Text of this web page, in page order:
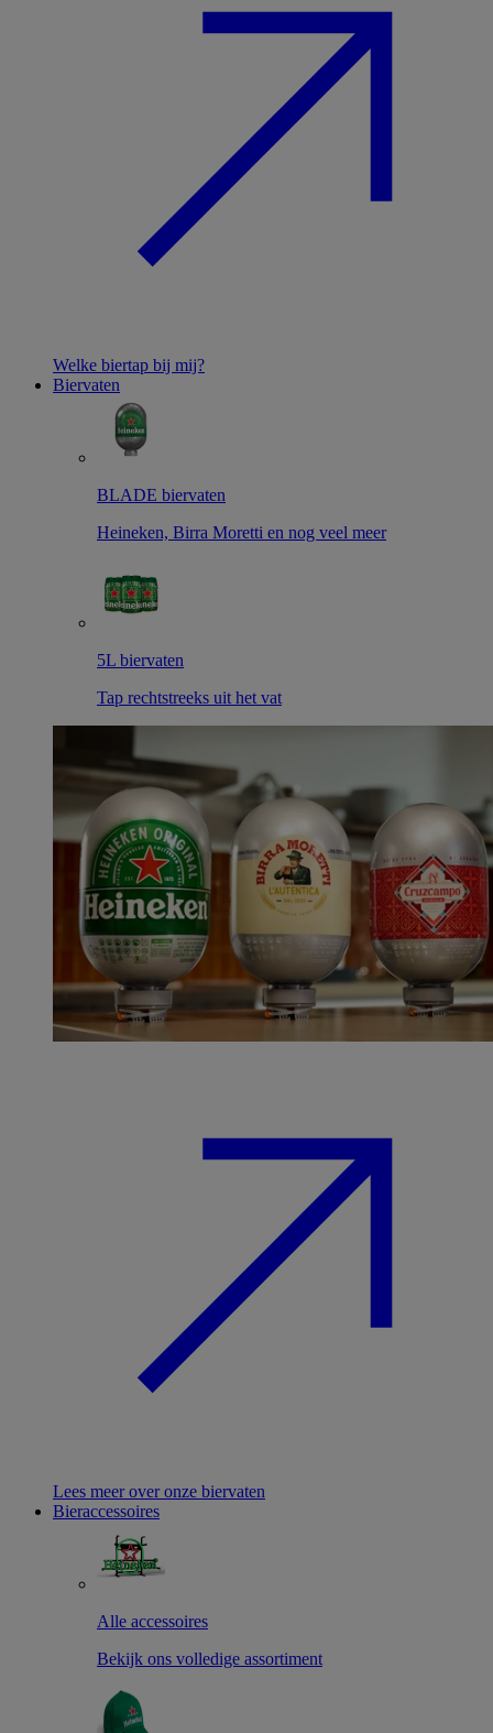
Welke biertap bij mij?
Biervaten
BLADE biervaten
Heineken, Birra Moretti en nog veel meer
5L biervaten
Tap rechtstreeks uit het vat
Lees meer over onze biervaten
Bieraccessoires
Alle accessoires
Bekijk ons volledige assortiment